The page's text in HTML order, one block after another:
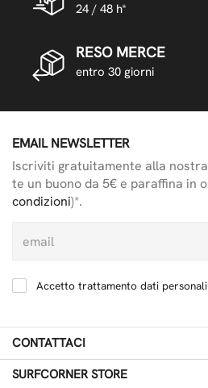
24 / 48 h*
RESO MERCE
entro 30 giorni
EMAIL NEWSLETTER
Iscriviti gratuitamente alla
te un buono da 5€ e paraffina in
condizioni)*.
Accetto trattamento dati
CONTATTACI
SURFCORNER STORE